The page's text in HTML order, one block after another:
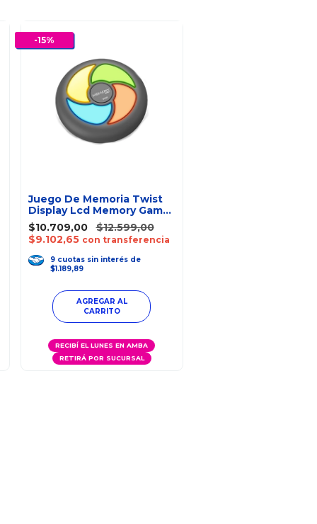
-15%
Juego De Memoria Twist
Display Lcd Memory Game
Con Sonido
$10.709,00
$12.599,00
$9.102,65 con transferencia
9 cuotas sin interés de
$1.189,89
RECIBÍ EL LUNES EN AMBA
RETIRÁ POR SUCURSAL